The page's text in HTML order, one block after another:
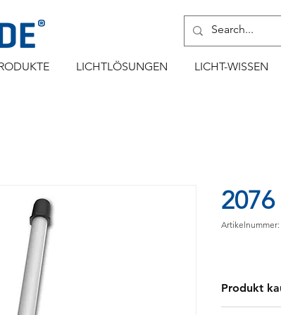
LICHTLÖSUNGEN LICHT-WISSEN
2076
Artikelnummer:
Produkt